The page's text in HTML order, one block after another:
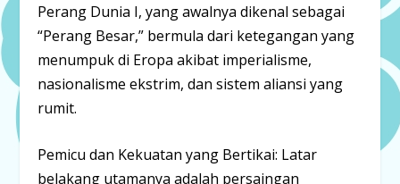
Perang Dunia I, yang awalnya dikenal sebagai
“Perang Besar,” bermula dari ketegangan yang
menumpuk di Eropa akibat imperialisme,
nasionalisme ekstrim, dan sistem aliansi yang
rumit.
Pemicu dan Kekuatan yang Bertikai: Latar
belakang utamanya adalah persaingan